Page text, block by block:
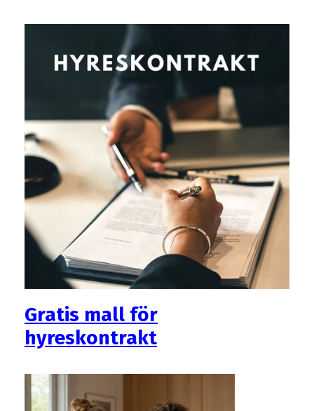
Gratis mall för
hyreskontrakt